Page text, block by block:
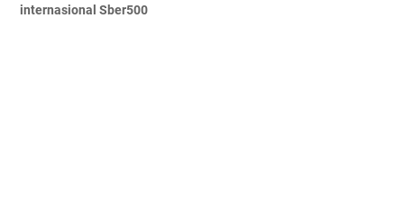
internasional Sber500